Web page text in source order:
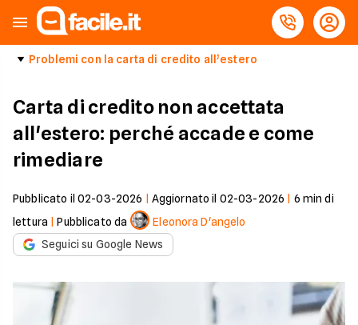
Problemi con la carta di credito all’estero
Carta di credito non accettata
all'estero: perché accade e come
rimediare
Pubblicato il 02-03-2026 Aggiornato il 02-03-2026 6 min di
lettura |Pubblicato da
Eleonora D'angelo
Seguici su Google News